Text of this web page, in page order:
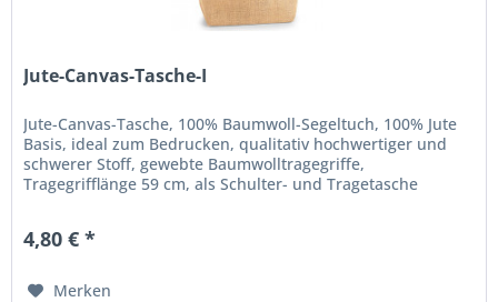
Jute-Canvas-Tasche-I
Jute-Canvas-Tasche, 100% Baumwoll-Segeltuch, 100% Jute
Basis, ideal zum Bedrucken, qualitativ hochwertiger und
schwerer Stoff, gewebte Baumwolltragegriffe,
Tragegrifflänge 59 cm, als Schulter- und Tragetasche
4,80 € *
Merken